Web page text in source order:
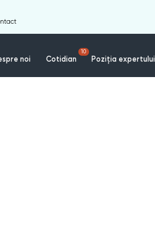
noi Cotidian
10
Poziția expertului